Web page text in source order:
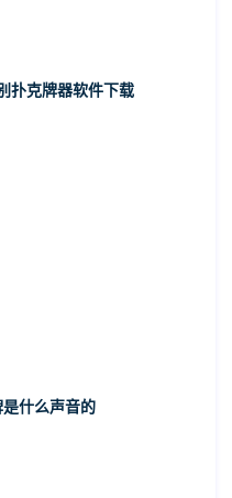
扑克牌器软件下载
什么声音的